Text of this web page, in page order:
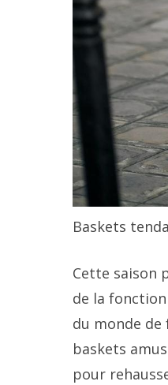
Baskets
Cette saison
de la
du monde
baskets
pour